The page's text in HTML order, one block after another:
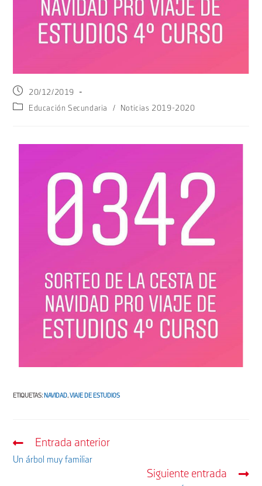
20/12/2019
Educación Secundaria
/ Noticias 2019-2020
ETIQUETAS: NAVIDAD, VIAJE DE ESTUDIOS
Entrada anterior
Un árbol muy familiar
Siguiente entrada